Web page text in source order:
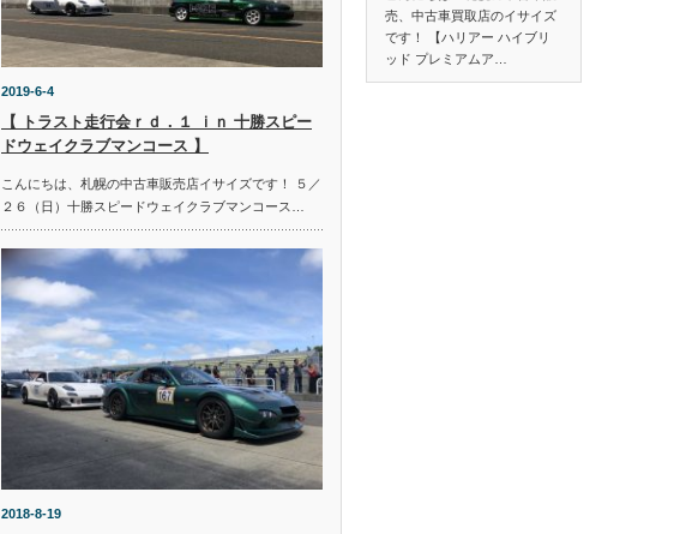
2019-6-4
【 トラスト走行会ｒｄ．１ ｉｎ 十勝スピー
ドウェイクラブマンコース 】
こんにちは、札幌の中古車販売店イサイズです！ ５／
２６（日）十勝スピードウェイクラブマンコース…
2018-8-19
売、中古車買取店のイサイズ
です！ 【ハリアー ハイブリ
ッド プレミアムア…